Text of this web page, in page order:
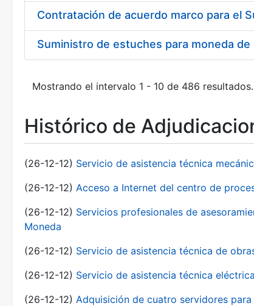
Suministro de estuches para moneda de
Mostrando el intervalo 1 - 10 de 486 resultados.
Histórico de
(26-12-12) Servicio de asistencia técnica
(26-12-12) Acceso a Internet del centro de
(26-12-12) Servicios profesionales de
Moneda
(26-12-12) Servicio de asistencia técnica de
(26-12-12) Servicio de asistencia técnica
(26-12-12) Adquisición de cuatro servidores